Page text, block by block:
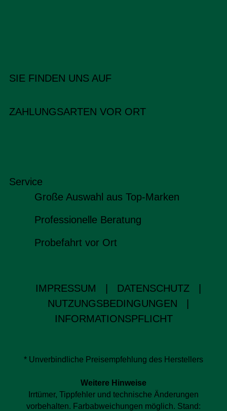
SIE FINDEN UNS AUF
ZAHLUNGSARTEN VOR ORT
Service
Große Auswahl aus Top-Marken
Professionelle Beratung
Probefahrt vor Ort
IMPRESSUM DATENSCHUTZ
NUTZUNGSBEDINGUNGEN
INFORMATIONSPFLICHT
* Unverbindliche Preisempfehlung des Herstellers
Weitere Hinweise
Irrtümer, Tippfehler und technische Änderungen
vorbehalten. Farbabweichungen möglich. Stand: